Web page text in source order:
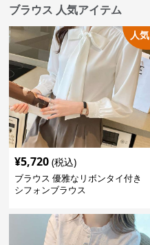
ブラウス 人気アイテム
人気
¥5,720 (税込)
ブラウス 優雅なリボンタイ付き
シフォンブラウス